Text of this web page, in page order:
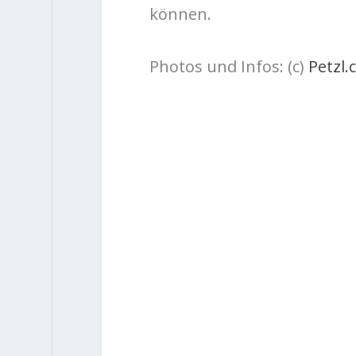
können.
Photos und Infos: (c)